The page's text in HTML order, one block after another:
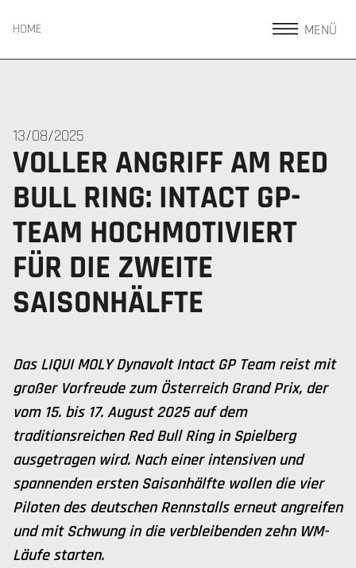
HOME MENÜ
13/08/2025
VOLLER ANGRIFF AM RED
BULL RING: INTACT GP-
TEAM HOCHMOTIVIERT
FÜR DIE ZWEITE
SAISONHÄLFTE
Das LIQUI MOLY Dynavolt Intact GP Team reist mit
großer Vorfreude zum Österreich Grand Prix, der
vom 15. bis 17. August 2025 auf dem
traditionsreichen Red Bull Ring in Spielberg
ausgetragen wird. Nach einer intensiven und
spannenden ersten Saisonhälfte wollen die vier
Piloten des deutschen Rennstalls erneut angreifen
und mit Schwung in die verbleibenden zehn WM-
Läufe starten.